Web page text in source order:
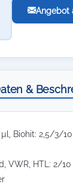
Angebot
&
Biohit: 2,5/3/
VWR, HTL: 2/